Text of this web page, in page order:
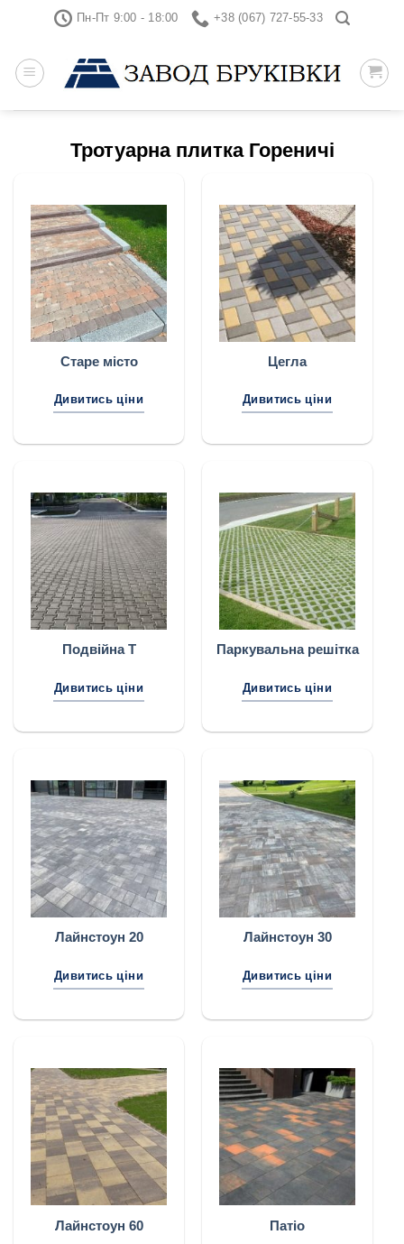
content
Пн-Пт 9:00 - 18:00 +38 (067) 727-55-33
Тротуарна плитка Гореничі
Старе місто
Дивитись ціни
Цегла
Дивитись ціни
Подвійна Т
Дивитись ціни
Паркувальна решітка
Дивитись ціни
Лайнстоун 20
Дивитись ціни
Лайнстоун 30
Дивитись ціни
Лайнстоун 60 Патіо